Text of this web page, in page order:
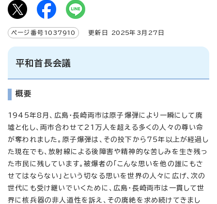
ページ番号 1037910 更新日 2025年3月 27 日
平和首長会議
概要
1945年8月、広島・長崎両市は原子爆弾により一瞬にして廃
墟と化し、両市合わせて21万人を超える多くの人々の尊い命
が奪われました。原子爆弾は、その投下から75年以上が経過し
た現在でも、放射線による後障害や精神的な苦しみを生き残っ
た市民に残しています。被爆者の「こんな思いを他の誰にもさ
せてはならない」という切なる思いを世界の人々に広げ、次の
世代にも受け継いでいくために、広島・長崎両市は一貫して世
界に核兵器の非人道性を訴え、その廃絶を求め続けてきまし